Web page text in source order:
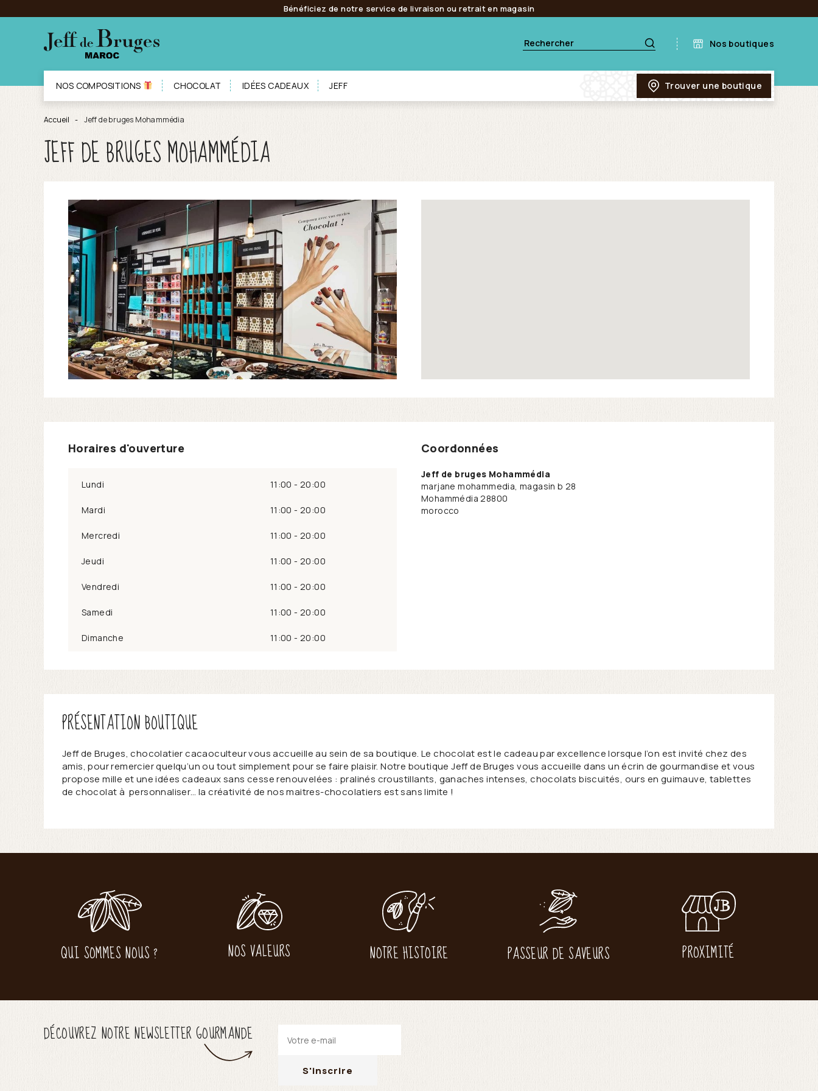
Bénéficiez de notre service de livraison ou retrait en magasin
Nos boutiques
NOS COMPOSITIONS CHOCOLAT IDÉES CADEAUX JEFF Trouver une boutique
Accueil Jeff de bruges Mohammédia
JEFF DE BRUGES MOHAMMÉDIA
Horaires d'ouverture
Lundi 11:00 - 20:00
Mardi 11:00 - 20:00
Mercredi 11:00 - 20:00
Jeudi 11:00 - 20:00
Vendredi 11:00 - 20:00
Samedi 11:00 - 20:00
Dimanche 11:00 - 20:00
Coordonnées
Jeff de bruges Mohammédia
marjane mohammedia, magasin b 28
Mohammédia28800
morocco
PRÉSENTATION BOUTIQUE
Jeff de Bruges, chocolatier cacaoculteur vous accueille au sein de sa boutique. Le chocolat est le cadeau par excellence lorsque l’on est invité chez des
amis, pour remercier quelqu’un ou tout simplement pour se faire plaisir. Notre boutique Jeff de Bruges vous accueille dans un écrin de gourmandise et vous
propose mille et une idées cadeaux sans cesse renouvelées : pralinés croustillants, ganaches intenses, chocolats biscuités, ours en guimauve, tablettes
de chocolat à personnaliser… la créativité de nos maitres-chocolatiers est sans limite !
QUI SOMMES NOUS ? NOS VALEURS NOTRE HISTOIRE PASSEUR DE SAVEURS PROXIMITÉ
DÉCOUVREZ NOTRE NEWSLETTER GOURMANDE
S'inscrire